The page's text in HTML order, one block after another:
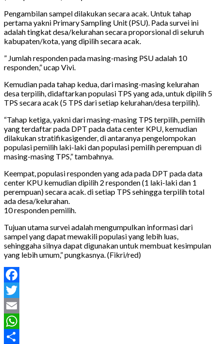
Pengambilan sampel dilakukan secara acak. Untuk tahap
pertama yakni Primary Sampling Unit (PSU). Pada survei ini
adalah tingkat desa/kelurahan secara proporsional di seluruh
kabupaten/kota, yang dipilih secara acak.
” Jumlah responden pada masing-masing PSU adalah 10
responden,” ucap Vivi.
Kemudian pada tahap kedua, dari masing-masing kelurahan
desa terpilih, didaftarkan populasi TPS yang ada, untuk dipilih 5
TPS secara acak (5 TPS dari setiap kelurahan/desa terpilih).
“Tahap ketiga, yakni dari masing-masing TPS terpilih, pemilih
yang terdaftar pada DPT pada data center KPU, kemudian
dilakukan stratifikasigender, di antaranya pengelompokan
populasi pemilih laki-laki dan populasi pemilih perempuan di
masing-masing TPS,” tambahnya.
Keempat, populasi responden yang ada pada DPT pada data
center KPU kemudian dipilih 2 responden (1 laki-laki dan 1
perempuan) secara acak. di setiap TPS sehingga terpilih total
ada desa/kelurahan.
10 responden pemilih.
Tujuan utama survei adalah mengumpulkan informasi dari
sampel yang dapat mewakili populasi yang lebih luas,
sehinggaha silnya dapat digunakan untuk membuat kesimpulan
yang lebih umum,” pungkasnya. (Fikri/red)
Facebook
Twitter
Email
WhatsApp